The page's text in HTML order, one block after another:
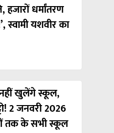
हजारों धर्मांतरण
यशवीर का
खुलेंगे स्कूल,
2 जनवरी 2026
तक के सभी स्कूल